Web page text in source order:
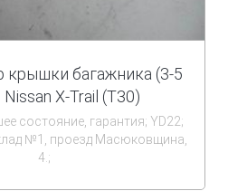
крышки багажника (3-5
X-Trail (T30)
состояние, гарантия; YD22;
№1, проезд Масюковщина,
4.;